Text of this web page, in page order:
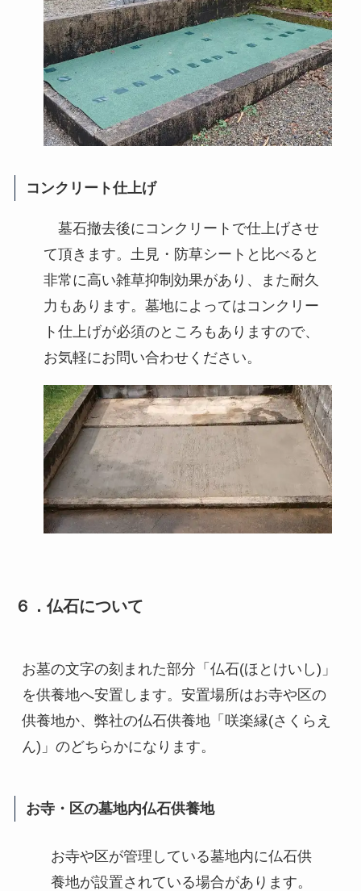
コンクリート仕上げ
墓石撤去後にコンクリートで仕上げさせ
て頂きます。土見・防草シートと比べると
非常に高い雑草抑制効果があり、また耐久
力もあります。墓地によってはコンクリー
ト仕上げが必須のところもありますので、
お気軽にお問い合わせください。
６．仏石について
お墓の文字の刻まれた部分「仏石(ほとけいし)」
を供養地へ安置します。安置場所はお寺や区の
供養地か、弊社の仏石供養地「咲楽縁(さくらえ
ん)」のどちらかになります。
お寺・区の墓地内仏石供養地
お寺や区が管理している墓地内に仏石供
養地が設置されている場合があります。